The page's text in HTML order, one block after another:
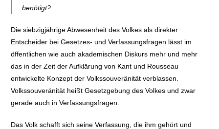
benötigt?
Die siebzigjährige Abwesenheit des Volkes als direkter
Entscheider bei Gesetzes- und Verfassungsfragen lässt im
öffentlichen wie auch akademischen Diskurs mehr und mehr
das in der Zeit der Aufklärung von Kant und Rousseau
entwickelte Konzept der Volkssouveränität verblassen.
Volkssouveränität heißt Gesetzgebung des Volkes und zwar
gerade auch in Verfassungsfragen.
Das Volk schafft sich seine Verfassung, die ihm gehört und